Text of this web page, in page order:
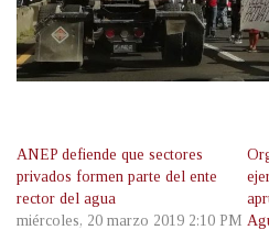
ANEP defiende que sectores
privados formen parte del ente
rector del agua
miércoles, 20 marzo 2019 2:10 PM